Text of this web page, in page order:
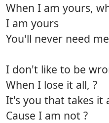
When I am yours,
I am yours
You'll never need
I don't like to be
When I lose it all, ?
It's you that takes it
Cause I am not ?